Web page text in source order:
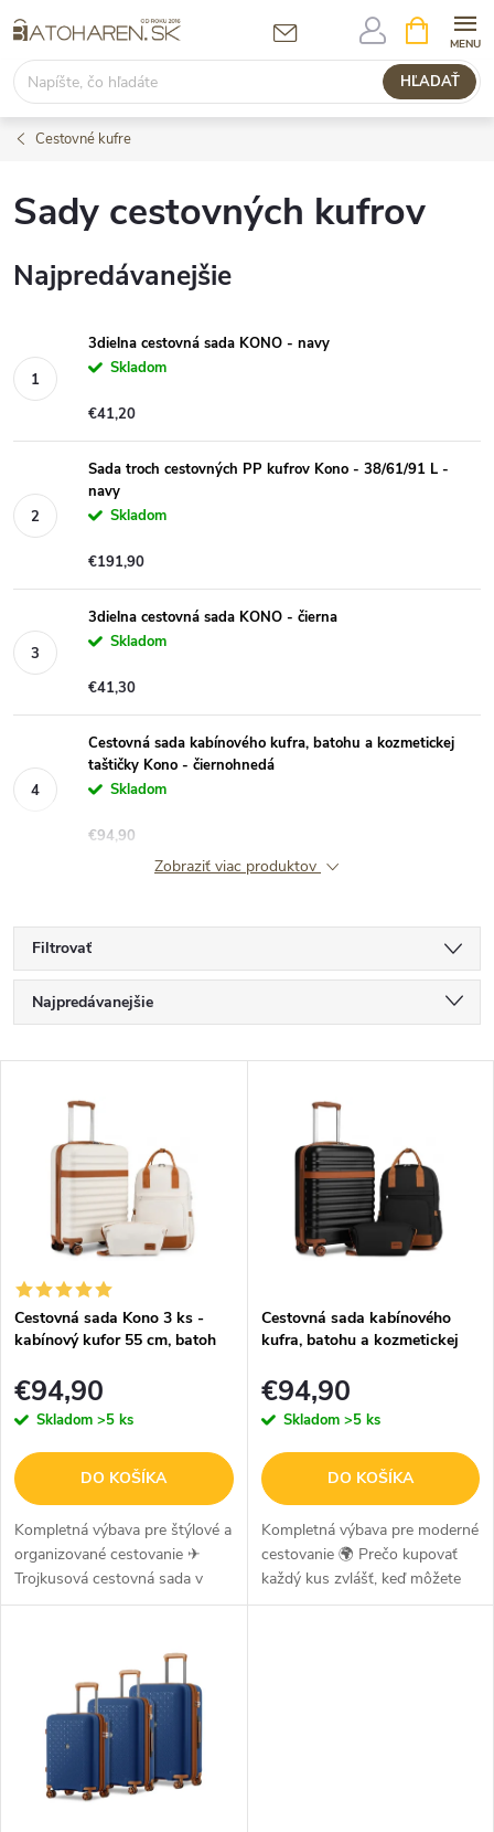
na
obsah
HĽADAŤ
KOŠÍK
Cestovné kufre
Sady cestovných kufrov
Najpredávanejšie
3dielna cestovná sada KONO - navy
Skladom
€41,20
Sada troch cestovných PP kufrov Kono - 38/61/91 L -
navy
Skladom
€191,90
3dielna cestovná sada KONO - čierna
Skladom
€41,30
Cestovná sada kabínového kufra, batohu a kozmetickej
taštičky Kono - čiernohnedá
Skladom
€94,90
Zobraziť viac produktov
Filtrovať
R
p
r
o
d
u
k
t
o
Najpredávanejšie
p
r
o
d
u
k
t
o
Cestovná sada Kono 3 ks -
kabínový kufor 55 cm, batoh
kozmetická taštička - béžovo
hnedá
€94,90
Skladom >5 ks
DO KOŠÍKA
Kompletná výbava pre štýlové a
organizované cestovanie ✈
Trojkusová cestovná sada v
elegantnej kombinácii béžovej a
riešenie na pracovné cesty aj...
Cestovná sada kabínového
kufra, batohu a kozmetickej
€94,90
Skladom >5 ks
DO KOŠÍKA
Kompletná výbava pre moderné
cestovanie 🌍 Prečo kupovať
každý kus zvlášť, keď môžete
mať všetko perfektne zladené?